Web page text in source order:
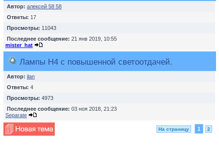
Автор: алексей 58 58
Ответы: 17
Просмотры: 11043
Последнее сообщение: 21 янв 2019, 10:55
mister_hat
Лампы H4 с повышенной светоотдачей.
Автор: ilan
Ответы: 4
Просмотры: 4973
Последнее сообщение: 03 ноя 2018, 21:23
Separate
На страницу 1 2